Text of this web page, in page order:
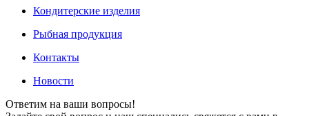
Кондитерские изделия
Рыбная продукция
Контакты
Новости
Ответим на ваши вопросы!